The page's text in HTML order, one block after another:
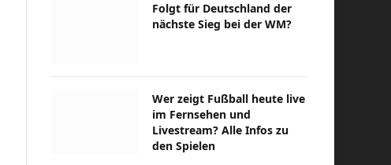
Folgt für Deutschland der
nächste Sieg bei der WM?
Wer zeigt Fußball heute live
im Fernsehen und
Livestream? Alle Infos zu
den Spielen